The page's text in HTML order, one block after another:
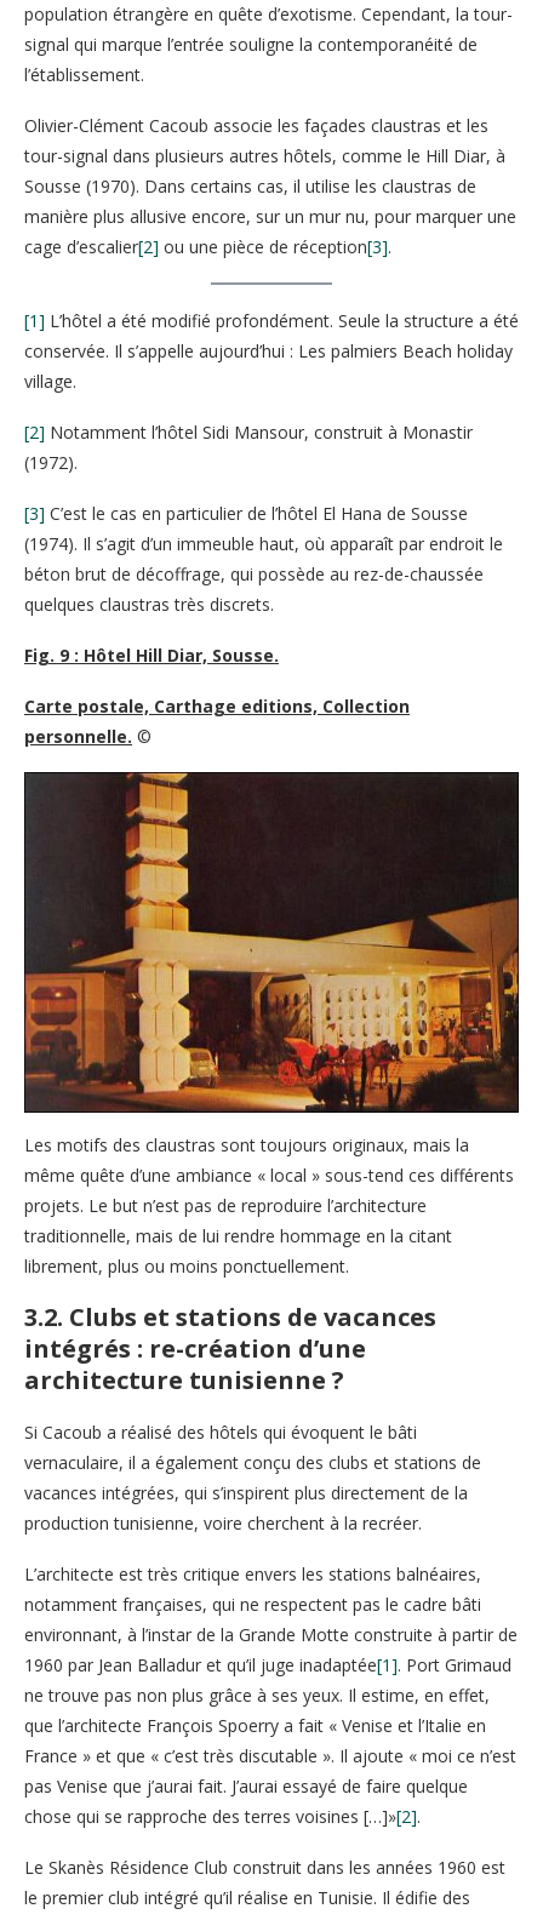
population étrangère en quête d’exotisme. Cependant, la tour-
signal qui marque l’entrée souligne la contemporanéité de
l’établissement.
Olivier-Clément Cacoub associe les façades claustras et les
tour-signal dans plusieurs autres hôtels, comme le Hill Diar, à
Sousse (1970). Dans certains cas, il utilise les claustras de
manière plus allusive encore, sur un mur nu, pour marquer une
cage d’escalier[2] ou une pièce de réception[3].
[1] L’hôtel a été modifié profondément. Seule la structure a été
conservée. Il s’appelle aujourd’hui : Les palmiers Beach holiday
village.
[2] Notamment l’hôtel Sidi Mansour, construit à Monastir
(1972).
[3] C’est le cas en particulier de l’hôtel El Hana de Sousse
(1974). Il s’agit d’un immeuble haut, où apparaît par endroit le
béton brut de décoffrage, qui possède au rez-de-chaussée
quelques claustras très discrets.
Fig. 9 : Hôtel Hill Diar, Sousse.
Carte postale, Carthage editions, Collection
personnelle. ©
Les motifs des claustras sont toujours originaux, mais la
même quête d’une ambiance « local » sous-tend ces différents
projets. Le but n’est pas de reproduire l’architecture
traditionnelle, mais de lui rendre hommage en la citant
librement, plus ou moins ponctuellement.
3.2. Clubs et stations de vacances
intégrés : re-création d’une
architecture tunisienne ?
Si Cacoub a réalisé des hôtels qui évoquent le bâti
vernaculaire, il a également conçu des clubs et stations de
vacances intégrées, qui s’inspirent plus directement de la
production tunisienne, voire cherchent à la recréer.
L’architecte est très critique envers les stations balnéaires,
notamment françaises, qui ne respectent pas le cadre bâti
environnant, à l’instar de la Grande Motte construite à partir de
1960 par Jean Balladur et qu’il juge inadaptée[1]. Port Grimaud
ne trouve pas non plus grâce à ses yeux. Il estime, en effet,
que l’architecte François Spoerry a fait « Venise et l’Italie en
France » et que « c’est très discutable ». Il ajoute « moi ce n’est
pas Venise que j’aurai fait. J’aurai essayé de faire quelque
chose qui se rapproche des terres voisines […]»[2].
Le Skanès Résidence Club construit dans les années 1960 est
le premier club intégré qu’il réalise en Tunisie. Il édifie des